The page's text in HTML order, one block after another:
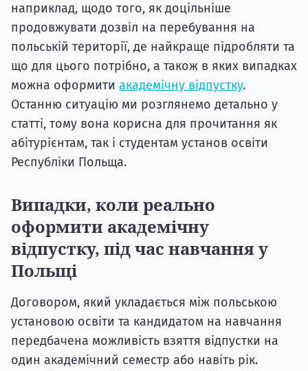
наприклад, щодо того, як доцільніше
продовжувати дозвіл на перебування на
польській території, де найкраще підробляти та
що для цього потрібно, а також в яких випадках
можна оформити академічну відпустку.
Останню ситуацію ми розглянемо детально у
статті, тому вона корисна для прочитання як
абітурієнтам, так і студентам установ освіти
Республіки Польща.
Випадки, коли реально
оформити академічну
відпустку, під час навчання у
Польщі
Договором, який укладається між польською
установою освіти та кандидатом на навчання
передбачена можливість взяття відпустки на
один академічний семестр або навіть рік.